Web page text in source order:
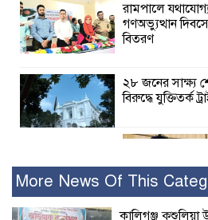
রামপালে
গণঅভ্যুত্থান
বিতরণ
২৮ জনের সাক্ষ্য
বিরুদ্ধে যুক্তিতর্ক
More News Of This
কালিগঞ্জ কুশুলিয়া